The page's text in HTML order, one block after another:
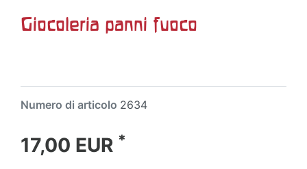
Giocoleria panni fuoco
Numero di articolo 2634
17,00 EUR *